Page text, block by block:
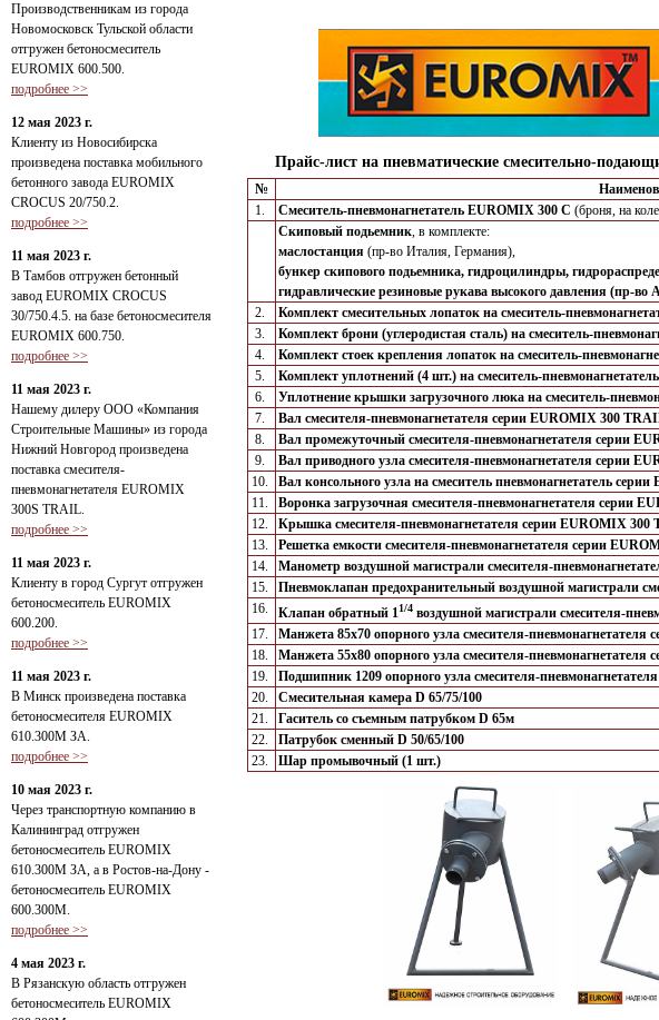
Производственникам из города
Новомосковск Тульской области
отгружен бетоносмеситель
EUROMIX 600.500.
подробнее >>
12 мая 2023 г.
Клиенту из Новосибирска
произведена поставка мобильного
бетонного завода EUROMIX
CROCUS 20/750.2.
подробнее >>
11 мая 2023 г.
В Тамбов отгружен бетонный
завод EUROMIX CROCUS
30/750.4.5. на базе бетоносмесителя
EUROMIX 600.750.
подробнее >>
11 мая 2023 г.
Нашему дилеру ООО «Компания
Строительные Машины» из города
Нижний Новгород произведена
поставка смесителя-
пневмонагнетателя EUROMIX
300S TRAIL.
подробнее >>
11 мая 2023 г.
Клиенту в город Сургут отгружен
бетоносмеситель EUROMIX
600.200.
подробнее >>
11 мая 2023 г.
В Минск произведена поставка
бетоносмесителя EUROMIX
610.300М ЗА.
подробнее >>
10 мая 2023 г.
Через транспортную компанию в
Калининград отгружен
бетоносмеситель EUROMIX
610.300М ЗА, а в Ростов-на-Дону -
бетоносмеситель EUROMIX
600.300М.
подробнее >>
4 мая 2023 г.
В Рязанскую область отгружен
бетоносмеситель EUROMIX
Прайс-лист на пневматические смесительно-
№
1.
Смеситель-пневмонагнетатель EUROMIX 300 C (броня, на
Скиповый подьемник, в комплекте:
маслостанция (пр-во Италия, Германия),
бункер скипового подьемника, гидроцилиндры,
гидравлические резиновые рукава высокого давления (пр-во
2.
Комплект смесительных лопаток на смеситель-
3.
Комплект брони (углеродистая сталь) на смеситель-
4.
Комплект стоек крепления лопаток на смеситель-
5.
Комплект уплотнений (4 шт.) на смеситель-
6.
Уплотнение крышки загрузочного люка на смеситель-
7.
Вал смесителя-пневмонагнетателя серии EUROMIX 300
8.
Вал промежуточный смесителя-пневмонагнетателя серии
9.
Вал приводного узла смесителя-пневмонагнетателя серии
10.
Вал консольного узла на смеситель пневмонагнетатель
11.
Воронка загрузочная смесителя-пневмонагнетателя серии
12.
Крышка смесителя-пневмонагнетателя серии EUROMIX 300
13.
Решетка емкости смесителя-пневмонагнетателя серии
14.
Манометр воздушной магистрали смесителя-
15.
Пневмоклапан предохранительный воздушной магистрали
16.
Клапан обратный 11/4 воздушной магистрали смесителя-
17.
Манжета 85х70 опорного узла смесителя-
18.
Манжета 55х80 опорного узла смесителя-
19.
Подшипник 1209 опорного узла смесителя-
20.
Смесительная камера D 65/75/100
21.
Гаситель со съемным патрубком D 65м
22.
Патрубок сменный D 50/65/100
23.
Шар промывочный (1 шт.)